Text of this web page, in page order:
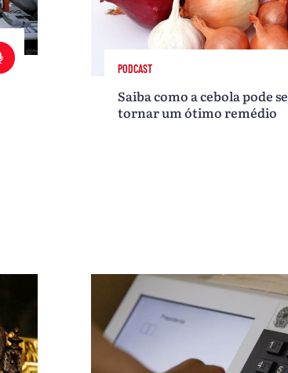
PODCAST
Saiba como a cebola pode se
tornar um ótimo remédio